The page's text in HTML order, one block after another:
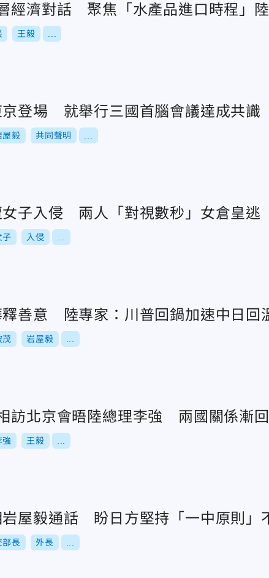
經濟對話 聚焦「水產品進口時程」
王毅
京登場 就舉行三國首腦會議達成共識
屋毅 共同聲明
女子入侵 兩人「對視數秒」女倉皇逃
子 入侵
釋善意 陸專家：川普回鍋加速中日回
茂 岩屋毅
訪北京會晤陸總理李強 兩國關係漸
強 王毅
岩屋毅通話 盼日方堅持「一中原則」
部長 外長